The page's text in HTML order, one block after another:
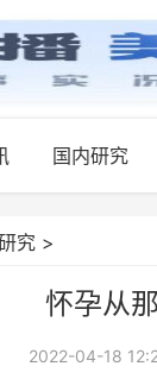
国内研究
究 >
怀孕从
2022-04-18